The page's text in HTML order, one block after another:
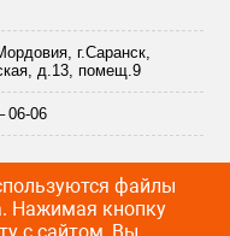
г.Саранск,
д.13, помещ.9
06-06
файлы
Нажимая кнопку